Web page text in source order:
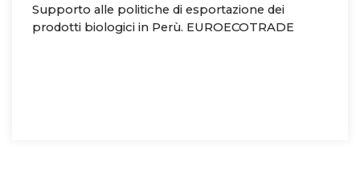
Supporto alle politiche di esportazione dei
prodotti biologici in Perù. EUROECOTRADE